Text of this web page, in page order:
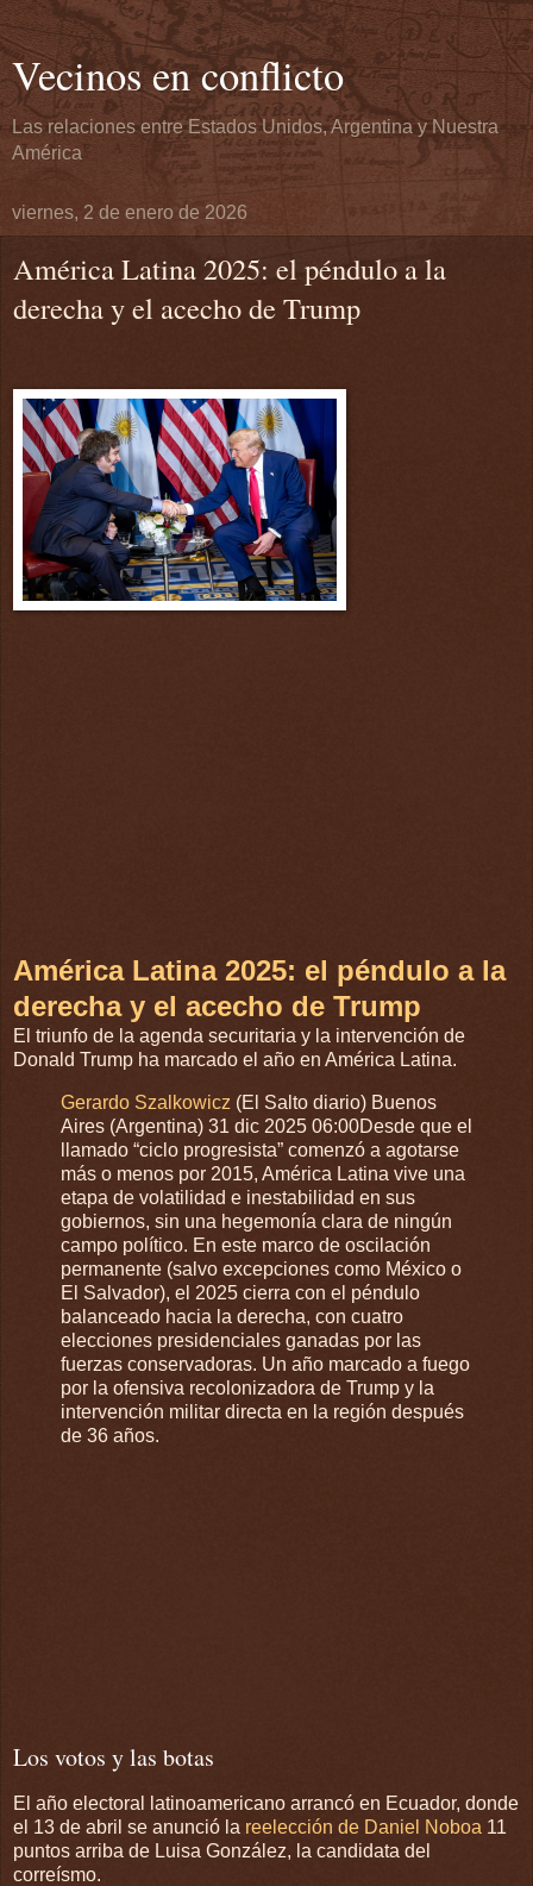
Vecinos en conflicto
Las relaciones entre Estados Unidos, Argentina y Nuestra
América
viernes, 2 de enero de 2026
América Latina 2025: el péndulo a la
derecha y el acecho de Trump
América Latina 2025: el péndulo a la
derecha y el acecho de Trump
El triunfo de la agenda securitaria y la intervención de
Donald Trump ha marcado el año en América Latina.
Gerardo Szalkowicz (El Salto diario) Buenos
Aires (Argentina) 31 dic 2025 06:00Desde que el
llamado “ciclo progresista” comenzó a agotarse
más o menos por 2015, América Latina vive una
etapa de volatilidad e inestabilidad en sus
gobiernos, sin una hegemonía clara de ningún
campo político. En este marco de oscilación
permanente (salvo excepciones como México o
El Salvador), el 2025 cierra con el péndulo
balanceado hacia la derecha, con cuatro
elecciones presidenciales ganadas por las
fuerzas conservadoras. Un año marcado a fuego
por la ofensiva recolonizadora de Trump y la
intervención militar directa en la región después
de 36 años.
Los votos y las botas
El año electoral latinoamericano arrancó en Ecuador, donde
el 13 de abril se anunció la reelección de Daniel Noboa 11
puntos arriba de Luisa González, la candidata del
correísmo.